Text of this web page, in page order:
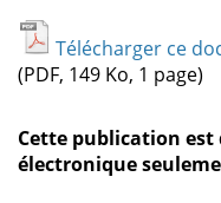
Télécharger ce
(PDF, 149 Ko, 1 page)
Cette publication est
électronique